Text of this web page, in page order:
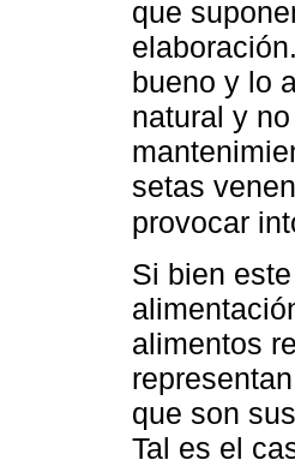
que
bueno y lo
natural y
setas
provocar
Si bien
alimentos
que son
Tal es el